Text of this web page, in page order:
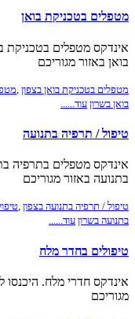
מטפלים בטכניקת בואן
אינדקס מטפלים בטכניקת
בואן באזור מגוריכם
מטפלים בטכניקת בואן בצפון
בואן בשרון עוד......
טיפול / תרפיה בתנועה
אינדקס מטפלים בתרפיה
בתנועה באזור מגוריכם
טיפול / תרפיה בתנועה בצפון ,
בתנועה בשרון עוד......
טיפולים בחדר מלח
אינדקס חדרי מלח.
מגוריכם